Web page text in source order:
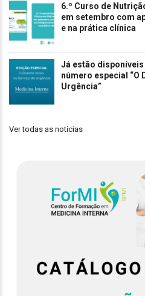
6.º Curso de
em setembro com
e na prática clínica
Já estão
número especial “O
Urgência”
Ver todas as notícias